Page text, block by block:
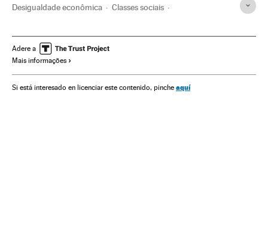
Desigualdade econômica Classes sociais
Recessão econômica Pobreza
Brasil Grupos sociais
América Economia Problemas sociais Sociedade
Adere a
Mais informações
Si está interesado en licenciar este contenido, pinche aquí